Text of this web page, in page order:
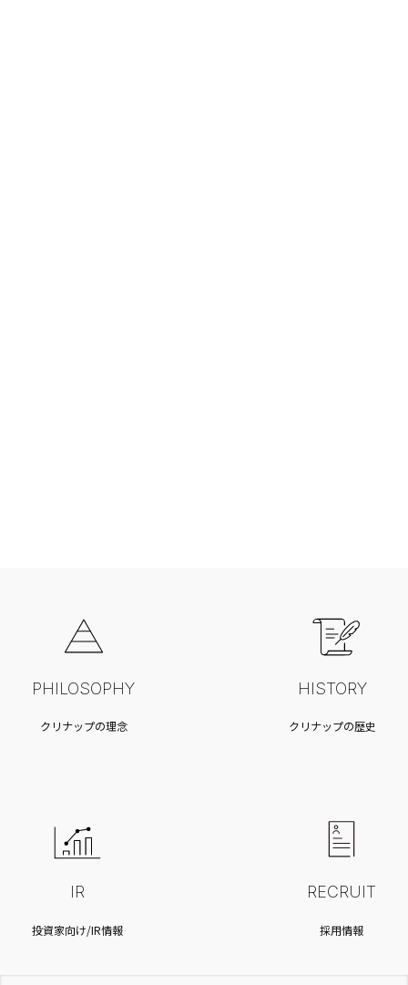
PHILOSOPHY
クリナップの理念
HISTORY
クリナップの歴史
IR
投資家向け/IR情報
RECRUIT
採用情報